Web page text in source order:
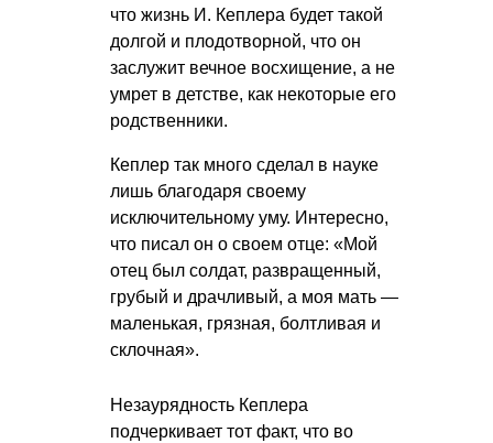
что жизнь И. Кеплера будет такой
долгой и плодотворной, что он
заслужит вечное восхищение, а не
умрет в детстве, как некоторые его
родственники.
Кеплер так много сделал в науке
лишь благодаря своему
исключительному уму. Интересно,
что писал он о своем отце: «Мой
отец был солдат, развращенный,
грубый и драчливый, а моя мать —
маленькая, грязная, болтливая и
склочная».
Незаурядность Кеплера
подчеркивает тот факт, что во